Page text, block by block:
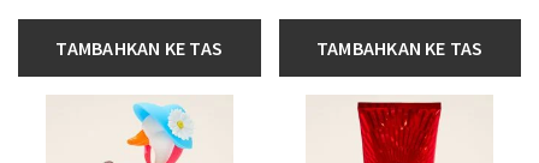
TAMBAHKAN KE TAS TAMBAHKAN KE TAS